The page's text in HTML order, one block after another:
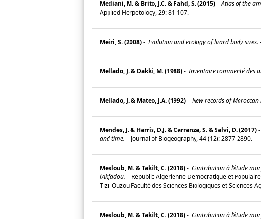
Mediani, M. & Brito, J.C. & Fahd, S. (2015)- Atlas of the
Applied Herpetology, 29: 81-107.
Meiri, S. (2008)- Evolution and ecology of lizard body sizes. -
Mellado, J. & Dakki, M. (1988)- Inventaire commenté des
Mellado, J. & Mateo, J.A. (1992)- New records of
Mendes, J. & Harris, D.J. & Carranza, S. & Salvi, D. (2017)-
and time. - Journal of Biogeography, 44 (12): 2877-2890.
Mesloub, M. & Takilt, C. (2018)- Contribution à l’étude
l’Akfadou. - Republic Algerienne Democratique et
Tizi–Ouzou Faculté des Sciences Biologiques et Sciences
Mesloub, M. & Takilt, C. (2018)- Contribution à l’étude